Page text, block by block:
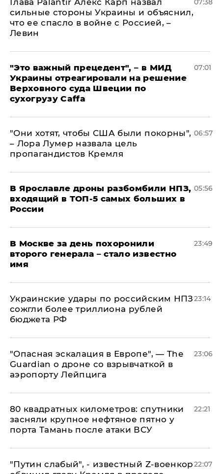
сильные стороны Украины и объяснил,
что ее спасло в войне с Россией, –
Левин
07:38
"Это важный прецедент", – в МИД
Украины отреагировали на решение
Верховного суда Швеции по
сухогрузу Caffa
07:01
"Они хотят, чтобы США были покорны",
– Лора Лумер назвала цель
пропагандистов Кремля
06:57
В Ярославле дроны разбомбили НПЗ,
входящий в ТОП-5 самых больших в
России
05:56
В Москве за день похоронили
второго генерала – стало известно
имя
23:49
Украинские удары по российским НПЗ
сожгли более триллиона рублей
бюджета РФ
23:14
"Опасная эскалация в Европе", — The
Guardian о дроне со взрывчаткой в
аэропорту Лейпцига
23:06
80 квадратных километров: спутники
засняли крупное нефтяное пятно у
порта Тамань после атаки ВСУ
22:21
​"Путин слабый", - известный Z-военкор22:07